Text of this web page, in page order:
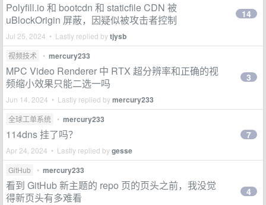
Polyfill.io 和 bootcdn 和 staticfile CDN 被
uBlockOrigin 屏蔽，因疑似被攻击者控制
Jul 25, 2024 • Lastly replied bytjysb
14
视频技术 • mercury233
MPC Video Renderer 中 RTX 超分辨率和正确的视
频缩小效果只能二选一吗
Jun 14, 2024 • Lastly replied bymercury233
3
全球工单系统 • mercury233
114dns 挂了吗？
Apr 24, 2024 • Lastly replied bygesse
7
GitHub • mercury233
看到 GitHub 新主题的 repo 页的页头之前，我没觉
得新页头有多难看
4